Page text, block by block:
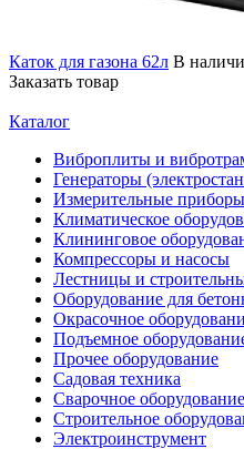
Каток для газона 62л В
Заказать товар
Каталог
Виброплиты и
Генераторы
Измерительные
Климатическое
Клининговое
Компрессоры и насосы
Лестницы и
Оборудование для
Окрасочное
Подъемное
Прочее оборудование
Садовая техника
Сварочное оборудование
Строительное
Электроинструмент